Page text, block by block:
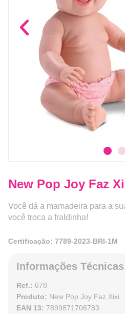
New Pop Joy Faz
Você dá a mamadeira para a
você troca a fraldinha!
Certificação: 7789-2023-BRI-1M
Informações Técnicas
Ref.: 678
Produto: New Pop Joy Faz Xixi
EAN 13: 7899871706783